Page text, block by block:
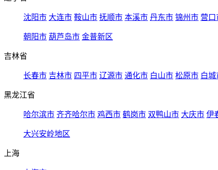
沈阳市 大连市 鞍山市 抚顺市 本溪市 丹东市 锦州市 营口
朝阳市 葫芦岛市 金普新区
吉林省
长春市 吉林市 四平市 辽源市 通化市 白山市 松原市 白城
黑龙江省
哈尔滨市 齐齐哈尔市 鸡西市 鹤岗市 双鸭山市 大庆市 伊
大兴安岭地区
上海